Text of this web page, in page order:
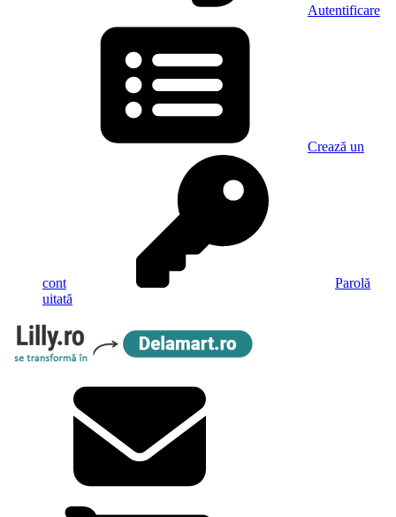
Autentificare
Crează un
cont
Parolă
uitată